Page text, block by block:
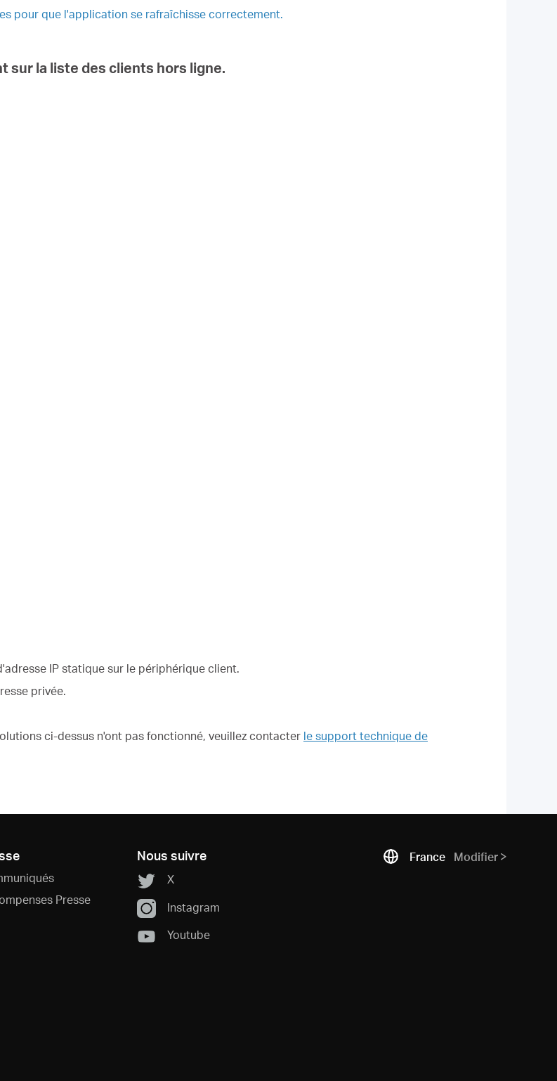
pour que l'application se rafraîchisse correctement.
sur la liste des clients hors ligne.
IP statique sur le périphérique client.
privée.
ci-dessus n'ont pas fonctionné, veuillez contacter le support technique de
Presse
Nous suivre
X
Instagram
Youtube
France Modifier